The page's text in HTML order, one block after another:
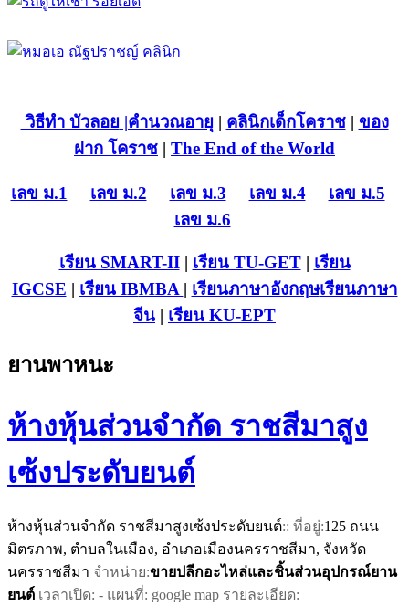
วิธีทำ บัวลอย |คำนวณอายุ | คลินิกเด็กโคราช| ของ
ฝาก โคราช | The End of the World
เลข ม.1 เลข ม.2 เลข ม.3 เลข ม.4
เลข ม.5
เลข ม.6
เรียน SMART-II| เรียน TU-GET| เรียน
IGCSE | เรียน IBMBA | เรียนภาษาอังกฤษเรียนภาษา
จีน | เรียน KU-EPT
ยานพาหนะ
ห้างหุ้นส่วนจำกัด ราชสีมาสูง
เซ้งประดับยนต์
ห้างหุ้นส่วนจำกัด ราชสีมาสูงเซ้งประดับยนต์:: ที่อยู่:125 ถนน
มิตรภาพ, ตำบลในเมือง, อำเภอเมืองนครราชสีมา, จังหวัด
นครราชสีมา จำหน่าย:ขายปลีกอะไหล่และชิ้นส่วนอุปกรณ์ยาน
ยนต์ เวลาเปิด: - แผนที่: google map รายละเอียด: